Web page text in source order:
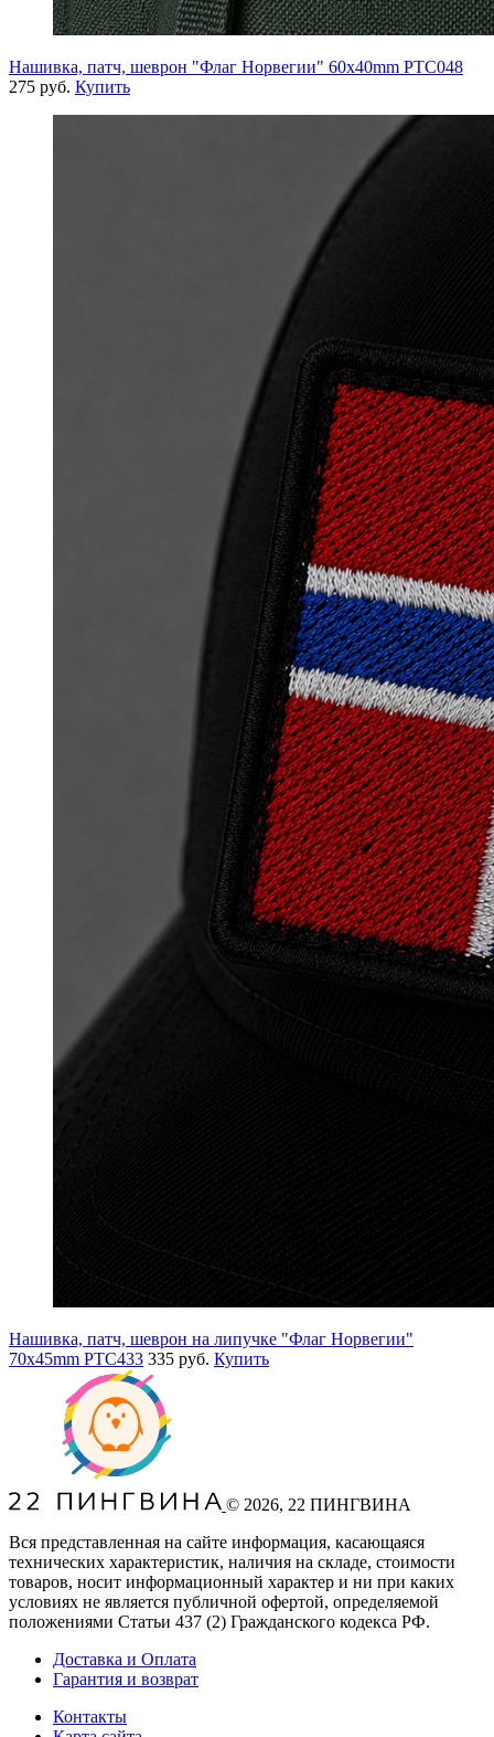
Нашивка, патч, шеврон "Флаг Норвегии" 60x40mm PTC048
275 руб. Купить
Нашивка, патч, шеврон на липучке "Флаг Норвегии"
70x45mm PTC433 335 руб. Купить
© 2026, 22 ПИНГВИНА
Вся представленная на сайте информация, касающаяся
технических характеристик, наличия на складе, стоимости
товаров, носит информационный характер и ни при каких
условиях не является публичной офертой, определяемой
положениями Статьи 437 (2) Гражданского кодекса РФ.
Доставка и Оплата
Гарантия и возврат
Контакты